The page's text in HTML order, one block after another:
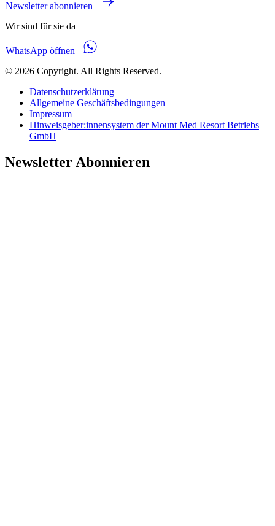
Newsletter abonnieren
Wir sind für sie da
WhatsApp öffnen
© 2026 Copyright. All Rights Reserved.
Datenschutzerklärung
Allgemeine Geschäftsbedingungen
Impressum
Hinweisgeber:innensystem der Mount Med Resort Betriebs
GmbH
Newsletter Abonnieren